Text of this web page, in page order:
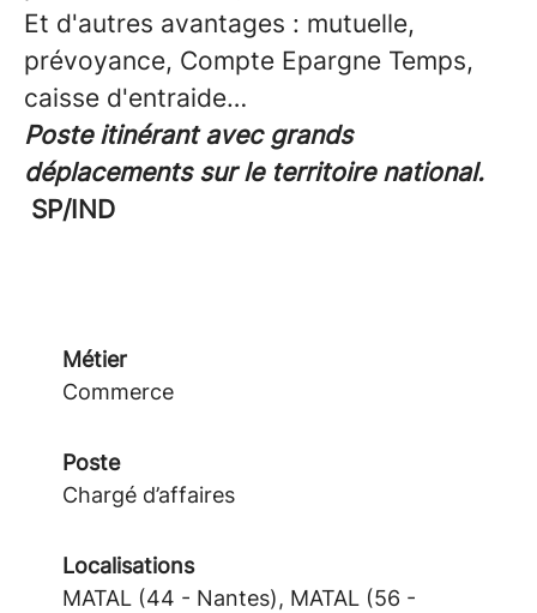
Et d'autres avantages : mutuelle,
prévoyance, Compte Epargne Temps,
caisse d'entraide…
Poste itinérant avec grands
déplacements sur le territoire national.
SP/IND
Métier
Commerce
Poste
Chargé d’affaires
Localisations
MATAL (44 - Nantes), MATAL (56 -